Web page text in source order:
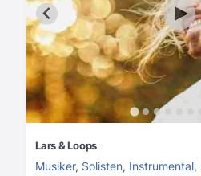
Lars & Loops
Musiker, Solisten, Instrumental,